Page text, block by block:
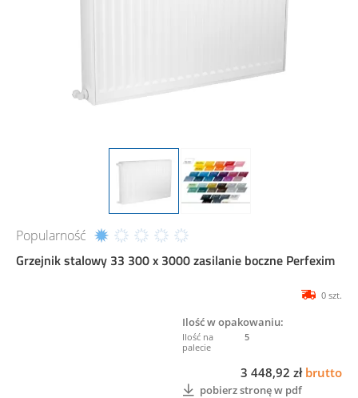
Popularność
Grzejnik stalowy 33 300 x 3000 zasilanie boczne Perfexim
0 szt.
Ilość w opakowaniu:
5
3 448,92 zł brutto
pobierz stronę w pdf